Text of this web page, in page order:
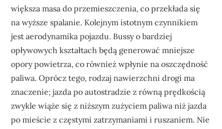
większa masa do przemieszczenia, co przekłada się
na wyższe spalanie. Kolejnym istotnym czynnikiem
jest aerodynamika pojazdu. Bussy o bardziej
opływowych kształtach będą generować mniejsze
opory powietrza, co również wpłynie na oszczędność
paliwa. Oprócz tego, rodzaj nawierzchni drogi ma
znaczenie; jazda po autostradzie z równą prędkością
zwykle wiąże się z niższym zużyciem paliwa niż jazda
po mieście z częstymi zatrzymaniami i ruszaniem. Nie